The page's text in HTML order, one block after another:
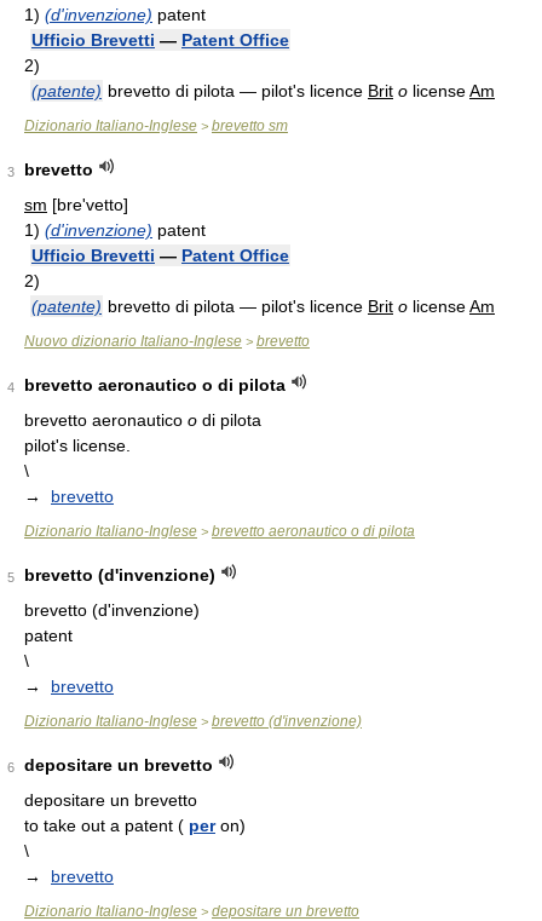
1) (d'invenzione) patent
Ufficio Brevetti — Patent Office
2)
(patente) brevetto di pilota — pilot's licence Brit o licenseAm
Dizionario Italiano-Inglese > brevetto sm
3
brevetto
sm [bre'vetto]
1) (d'invenzione) patent
Ufficio Brevetti — Patent Office
2)
(patente) brevetto di pilota — pilot's licence Brit o licenseAm
Nuovo dizionario Italiano-Inglese > brevetto
4
brevetto aeronautico o di pilota
brevetto aeronautico o di pilota
pilot's license.
\
→ brevetto
Dizionario Italiano-Inglese > brevetto aeronautico o di pilota
5
brevetto (d'invenzione)
brevetto (d'invenzione)
patent
\
→ brevetto
Dizionario Italiano-Inglese > brevetto (d'invenzione)
6
depositare un brevetto
depositare un brevetto
to take out a patent ( peron)
\
→ brevetto
Dizionario Italiano-Inglese > depositare un brevetto